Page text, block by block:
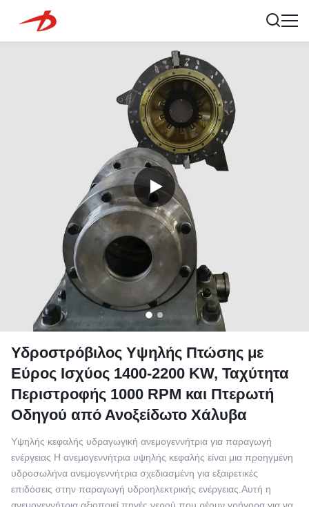
Υδροστρόβιλος Υψηλής Πτώσης με
Εύρος Ισχύος 1400-2200 KW, Ταχύτητα
Περιστροφής 1000 RPM και Πτερωτή
Οδηγού από Ανοξείδωτο Χάλυβα
Υψηλής κεφαλής υδραγωγική ανεμογεννήτρια για παραγωγή
ενέργειας Η ανεμογεννήτρια υψηλής κεφαλής είναι μια προηγμένη
υδροσωλήνα ανεμογεννήτρια σχεδιασμένη για εξαιρετικές
επιδόσεις στην παραγωγή υδροηλεκτρικής ενέργειας.Αυτή η